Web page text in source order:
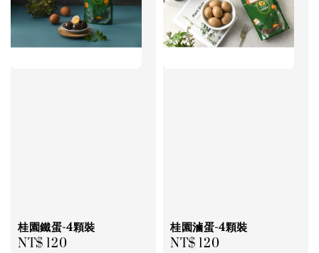
桂園鐵蛋-4顆裝
Regular
NT$ 120
桂園滷蛋-4顆裝
Regular
NT$ 120